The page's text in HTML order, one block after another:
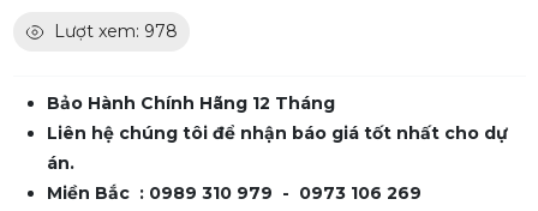
Lượt xem: 978
Bảo Hành Chính Hãng 12 Tháng
Liên hệ chúng tôi để nhận báo giá tốt nhất cho dự
án.
Miền Bắc : 0989 310 979 - 0973 106 269